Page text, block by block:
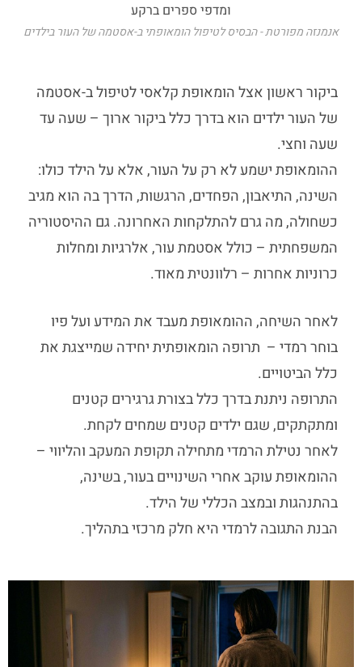
אנמנזה מפורטת - הבסיס לטיפול הומאופתי ב-אסטמה של העור בילדים
ביקור ראשון אצל הומאופת קלאסי לטיפול ב-אסטמה
של העור ילדים הוא בדרך כלל ביקור ארוך – שעה עד
שעה וחצי.
ההומאופת ישמע לא רק על העור, אלא על הילד כולו:
השינה, התיאבון, הפחדים, הרגשות, הדרך בה הוא מגיב
כשחולה, מה גרם להתלקחות האחרונה. גם ההיסטוריה
המשפחתית – כולל אסטמת עור, אלרגיות ומחלות
כרוניות אחרות – רלוונטית מאוד.
לאחר השיחה, ההומאופת מעבד את המידע ועל פיו
בוחר רמדי – תרופה הומאופתית יחידה שמייצגת את
כלל הביטויים.
התרופה ניתנת בדרך כלל בצורת גרגירים קטנים
ומתקתקים, שגם ילדים קטנים שמחים לקחת.
לאחר נטילת הרמדי מתחילה תקופת המעקב והליווי –
ההומאופת עוקב אחרי השינויים בעור, בשינה,
בהתנהגות ובמצב הכללי של הילד.
הבנת התגובה לרמדי היא חלק מרכזי בתהליך.